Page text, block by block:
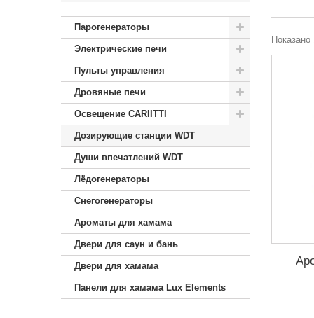
Парогенераторы
Электрические печи
Пульты управления
Дровяные печи
Освещение CARIITTI
Дозирующие станции WDT
Души впечатлений WDT
Лёдогенераторы
Снегогенераторы
Ароматы для хамама
Двери для саун и бань
Двери для хамама
Панели для хамама Lux Elements